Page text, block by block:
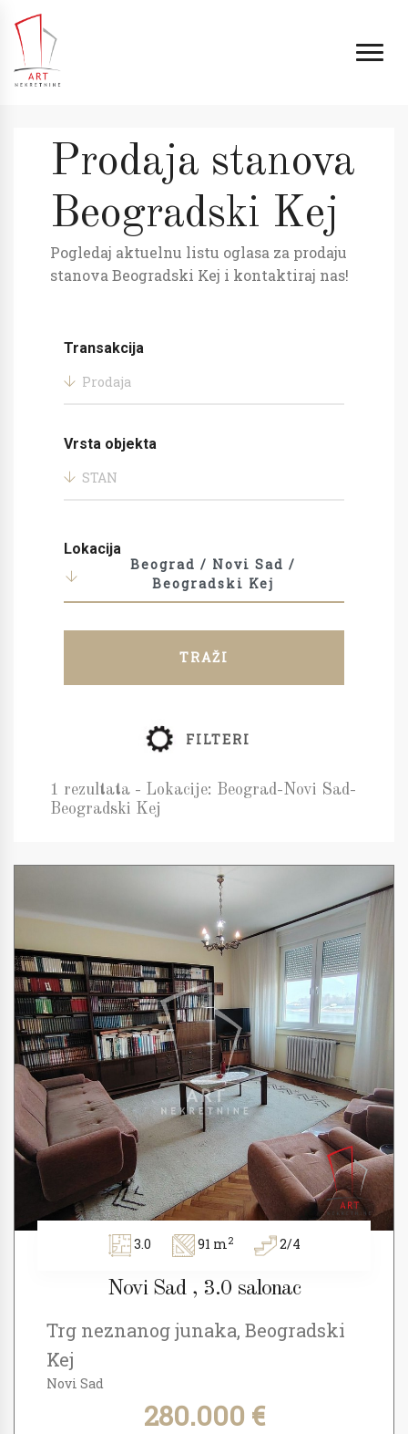
Prodaja stanova
Beogradski Kej
Pogledaj aktuelnu listu oglasa za prodaju
stanova Beogradski Kej i kontaktiraj nas!
Transakcija
Prodaja
Vrsta objekta
STAN
Lokacija
Beograd / Novi Sad /
Beogradski Kej
TRAŽI
FILTERI
1 rezultata - Lokacije: Beograd-Novi Sad-
Beogradski Kej
3.0 91 m2 2/4
Novi Sad , 3.0 salonac
Trg neznanog junaka, Beogradski
Kej
Novi Sad
280.000 €